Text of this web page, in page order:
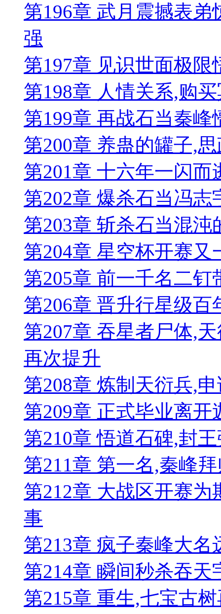
第196章 武月震撼表
强
第197章 见识世面极限
第198章 人情关系,购
第199章 再战石当秦峰
第200章 养蛊的罐子,
第201章 十六年一闪
第202章 爆杀石当冯
第203章 斩杀石当混
第204章 星空杯开赛
第205章 前一千名二
第206章 晋升行星级
第207章 吞星者尸体,
再次提升
第208章 炼制天衍兵,
第209章 正式毕业离
第210章 悟道石碑,封
第211章 第一名,秦峰
第212章 大战区开赛
事
第213章 疯子秦峰大
第214章 瞬间秒杀吞
第215章 重生,七宝古